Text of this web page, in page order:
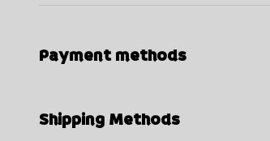
Payment methods
Shipping Methods